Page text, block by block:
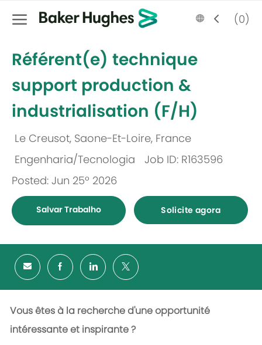
Skip to main content
Language
selected
Portugese
(0)
Référent(e) technique
support production &
industrialisation (F/H)
Localização
Le Creusot, Saone-Et-Loire, France
Categoria
Engenharia/Tecnologia
Job ID: R163596
Posted: Jun 25º 2026
Salvar Trabalho Solicite agora
Vous êtes à la recherche d'une opportunité
intéressante et inspirante ?